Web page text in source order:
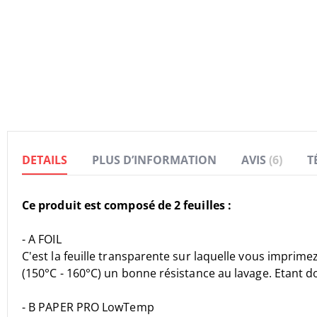
DETAILS
Ce produit est composé de 2 feuilles :
- A FOIL
C'est la feuille transparente sur laquelle vous
(150°C - 160°C) un bonne résistance au lavage.
- B PAPER PRO LowTemp
PLUS D’INFORMATION AVIS 6